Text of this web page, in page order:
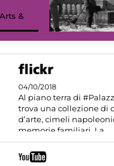
&
04/10/2018
Al piano terra di
trova una collezione di
d’arte, cimeli
memorie familiari. La